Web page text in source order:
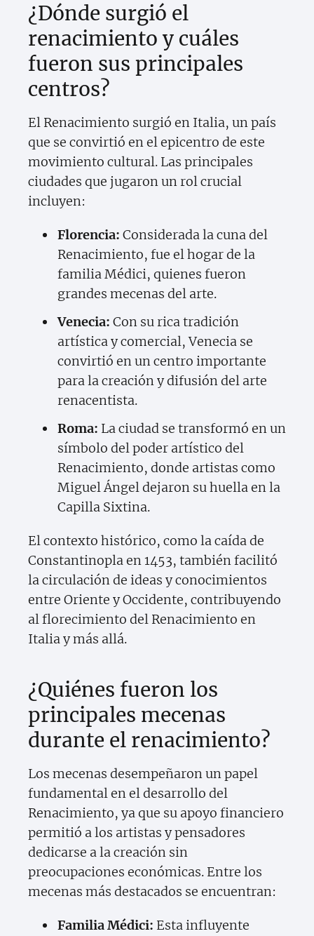
¿Dónde surgió el
renacimiento y cuáles
fueron sus principales
centros?
El Renacimiento surgió en Italia, un país
que se convirtió en el epicentro de este
movimiento cultural. Las principales
ciudades que jugaron un rol crucial
incluyen:
Florencia: Considerada la cuna del
Renacimiento, fue el hogar de la
familia Médici, quienes fueron
grandes mecenas del arte.
Venecia: Con su rica tradición
artística y comercial, Venecia se
convirtió en un centro importante
para la creación y difusión del arte
renacentista.
Roma: La ciudad se transformó en un
símbolo del poder artístico del
Renacimiento, donde artistas como
Miguel Ángel dejaron su huella en la
Capilla Sixtina.
El contexto histórico, como la caída de
Constantinopla en 1453, también facilitó
la circulación de ideas y conocimientos
entre Oriente y Occidente, contribuyendo
al florecimiento del Renacimiento en
Italia y más allá.
¿Quiénes fueron los
principales mecenas
durante el renacimiento?
Los mecenas desempeñaron un papel
fundamental en el desarrollo del
Renacimiento, ya que su apoyo financiero
permitió a los artistas y pensadores
dedicarse a la creación sin
preocupaciones económicas. Entre los
mecenas más destacados se encuentran:
Familia Médici: Esta influyente